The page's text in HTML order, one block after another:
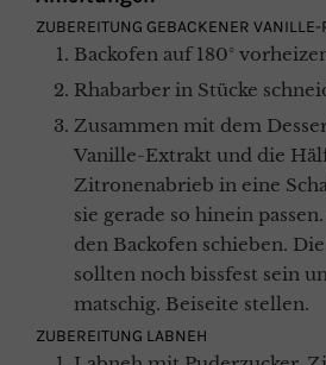
ZUBEREITUNG GEBACKENER
Backofen auf 180°
Rhabarber in Stücke
Zusammen mit dem Dessertwein, Zucker,
Vanille-Extrakt und die
Zitronenabrieb in eine
sie gerade so hinein
den Backofen schieben.
sollten noch bissfest sein
matschig. Beiseite stellen.
ZUBEREITUNG LABNEH